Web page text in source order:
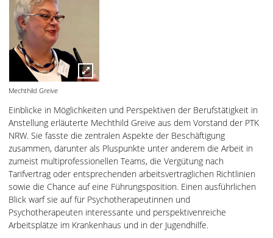
Mechthild Greive
Einblicke in Möglichkeiten und Perspektiven der Berufstätigkeit in
Anstellung erläuterte Mechthild Greive aus dem Vorstand der PTK
NRW. Sie fasste die zentralen Aspekte der Beschäftigung
zusammen, darunter als Pluspunkte unter anderem die Arbeit in
zumeist multiprofessionellen Teams, die Vergütung nach
Tarifvertrag oder entsprechenden arbeitsvertraglichen Richtlinien
sowie die Chance auf eine Führungsposition. Einen ausführlichen
Blick warf sie auf für Psychotherapeutinnen und
Psychotherapeuten interessante und perspektivenreiche
Arbeitsplätze im Krankenhaus und in der Jugendhilfe.